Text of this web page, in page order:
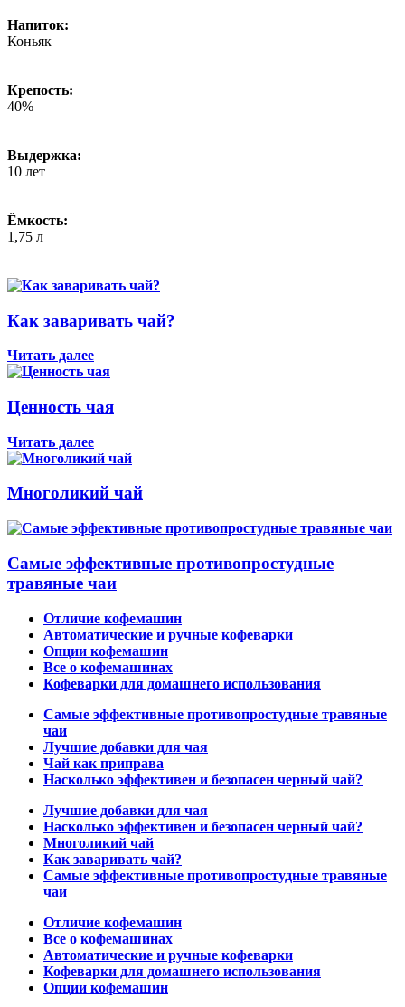
Напиток:
Коньяк
Крепость:
40%
Выдержка:
10 лет
Ёмкость:
1,75 л
Как заваривать чай?
Читать далее
Ценность чая
Читать далее
Многоликий чай
Самые эффективные противопростудные
травяные чаи
Отличие кофемашин
Автоматические и ручные кофеварки
Опции кофемашин
Все о кофемашинах
Кофеварки для домашнего использования
Самые эффективные противопростудные травяные
чаи
Лучшие добавки для чая
Чай как приправа
Насколько эффективен и безопасен черный чай?
Лучшие добавки для чая
Насколько эффективен и безопасен черный чай?
Многоликий чай
Как заваривать чай?
Самые эффективные противопростудные травяные
чаи
Отличие кофемашин
Все о кофемашинах
Автоматические и ручные кофеварки
Кофеварки для домашнего использования
Опции кофемашин